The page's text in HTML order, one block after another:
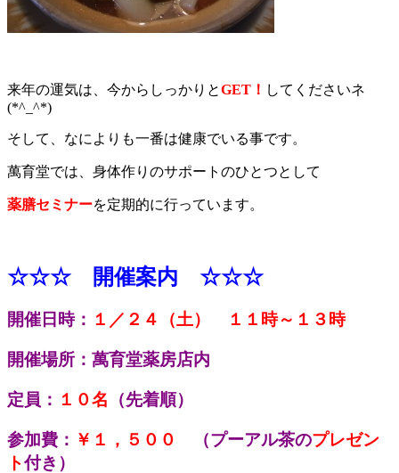
来年の運気は、今からしっかりとGET！ してくださいネ
(*^_^*)
そして、なによりも一番は健康でいる事です。
萬育堂では、身体作りのサポートのひとつとして
薬膳セミナーを定期的に行っています。
☆☆☆ 開催案内 ☆☆☆
開催日時： １／２４（土） １１時～１３時
開催場所：萬育堂薬房店内
定員： １０名 （先着順）
参加費： ￥１，５００ （プーアル茶のプレゼン
ト付き）